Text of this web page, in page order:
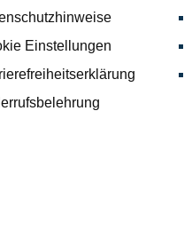
Einstellungen